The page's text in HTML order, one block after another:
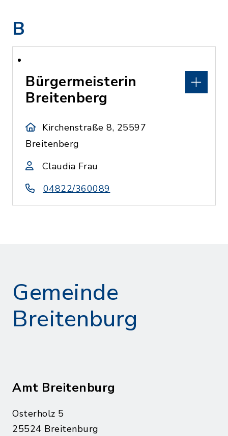
B
Bürgermeisterin
Breitenberg
Kirchenstraße 8, 25597
Breitenberg
Claudia Frau
04822/360089
Gemeinde
Breitenburg
Amt Breitenburg
Osterholz 5
25524 Breitenburg